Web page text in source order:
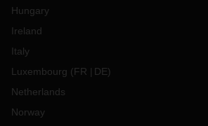
Hungary
Ireland
Italy
Luxembourg (FR DE)
Netherlands
Norway